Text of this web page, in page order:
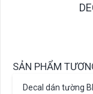
SẢN PHẨM
Decal dán tường